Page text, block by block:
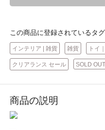
この商品に登録されているタグ
インテリア | 雑貨 雑貨 トイ
クリアランス セール SOLD OUT
商品の説明